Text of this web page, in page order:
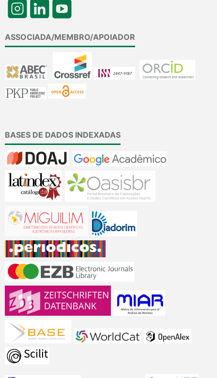
ASSOCIADA/MEMBRO/APOIADOR
BASES DE DADOS INDEXADAS